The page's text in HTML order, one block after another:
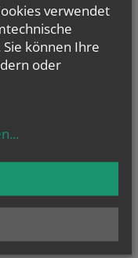
verwendet
können Ihre
oder
...